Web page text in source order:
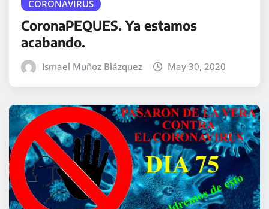
CORONAVIRUS
CoronaPEQUES. Ya estamos
acabando.
Ismael Muñoz Blázquez May 30, 2020